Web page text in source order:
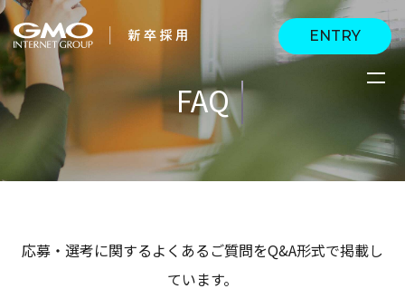
ENTRY
会社を知る
企業情報 CEOメッセージ
インタビュー・クロス
キャリアパス
働く環境
FAQ
応募・選考に関するよくあるご質問をQ&A形式で掲載し
ています。